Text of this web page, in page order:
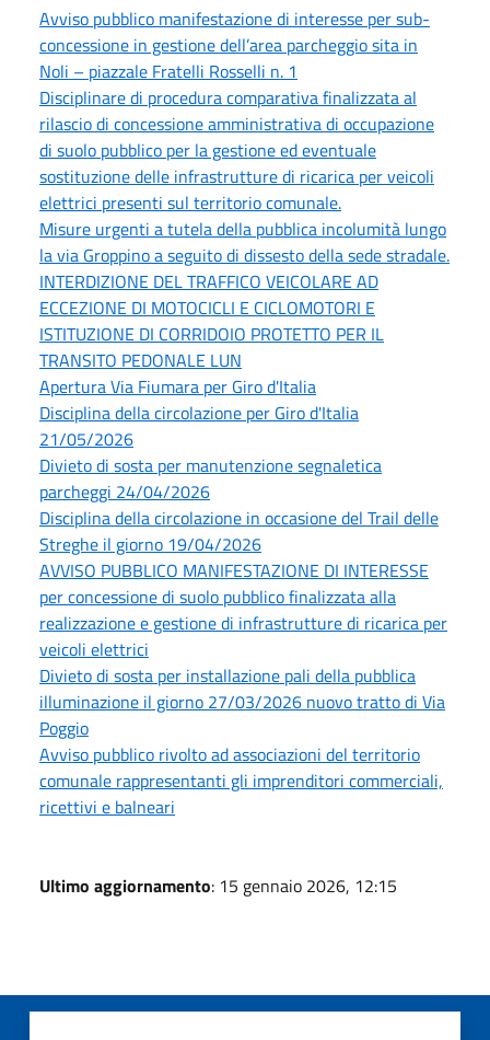
Avviso pubblico manifestazione di interesse per sub-
concessione in gestione dell’area parcheggio sita in
Noli – piazzale Fratelli Rosselli n. 1
Disciplinare di procedura comparativa finalizzata al
rilascio di concessione amministrativa di occupazione
di suolo pubblico per la gestione ed eventuale
sostituzione delle infrastrutture di ricarica per veicoli
elettrici presenti sul territorio comunale.
Misure urgenti a tutela della pubblica incolumità lungo
la via Groppino a seguito di dissesto della sede stradale.
INTERDIZIONE DEL TRAFFICO VEICOLARE AD
ECCEZIONE DI MOTOCICLI E CICLOMOTORI E
ISTITUZIONE DI CORRIDOIO PROTETTO PER IL
TRANSITO PEDONALE LUN
Apertura Via Fiumara per Giro d'Italia
Disciplina della circolazione per Giro d'Italia
21/05/2026
Divieto di sosta per manutenzione segnaletica
parcheggi 24/04/2026
Disciplina della circolazione in occasione del Trail delle
Streghe il giorno 19/04/2026
AVVISO PUBBLICO MANIFESTAZIONE DI INTERESSE
per concessione di suolo pubblico finalizzata alla
realizzazione e gestione di infrastrutture di ricarica per
veicoli elettrici
Divieto di sosta per installazione pali della pubblica
illuminazione il giorno 27/03/2026 nuovo tratto di Via
Poggio
Avviso pubblico rivolto ad associazioni del territorio
comunale rappresentanti gli imprenditori commerciali,
ricettivi e balneari
Ultimo aggiornamento: 15 gennaio 2026, 12:15